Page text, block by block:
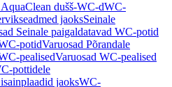
dušš-WC-dWC-
jaoksSeinale
Seinale paigaldatavad WC-potid
potidVaruosad Põrandale
pealisedVaruosad WC-pealised
pottidele
jaoksWC-